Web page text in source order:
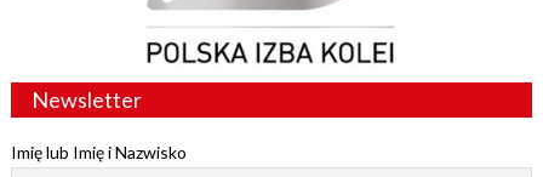
Newsletter
Imię lub Imię i Nazwisko